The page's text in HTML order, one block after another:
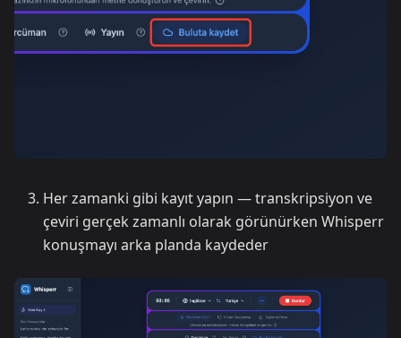
Her zamanki gibi kayıt yapın — transkripsiyon ve
çeviri gerçek zamanlı olarak görünürken Whisperr
konuşmayı arka planda kaydeder